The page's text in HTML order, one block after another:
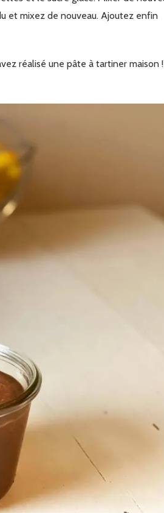
et mixez de nouveau. Ajoutez enfin
réalisé une pâte à tartiner maison !